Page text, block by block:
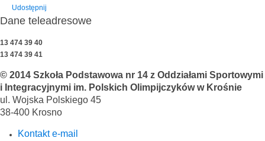
Udostępnij
Dane teleadresowe
13 474 39 40
13 474 39 41
© 2014 Szkoła Podstawowa nr 14 z Oddziałami Sportowymi
i Integracyjnymi im. Polskich Olimpijczyków w Krośnie
ul. Wojska Polskiego 45
38-400 Krosno
Kontakt e-mail